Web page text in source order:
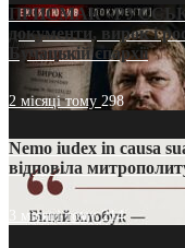
ПРИСМАК
документи, вирок і
Бучацькій єпархії
2 місяці тому 298
Nemo iudex in causa
відповіла
3 місяці тому214